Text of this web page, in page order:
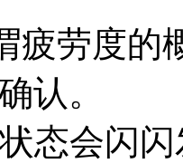
疲劳度的
认。
态会闪